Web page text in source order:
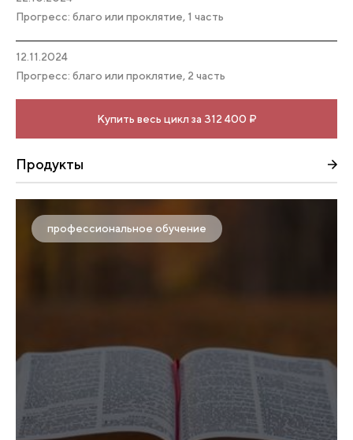
Прогресс: благо или проклятие, 1 часть
12.11.2024
Прогресс: благо или проклятие, 2 часть
Купить весь цикл за 312 400 ₽
Продукты
профессиональное обучение